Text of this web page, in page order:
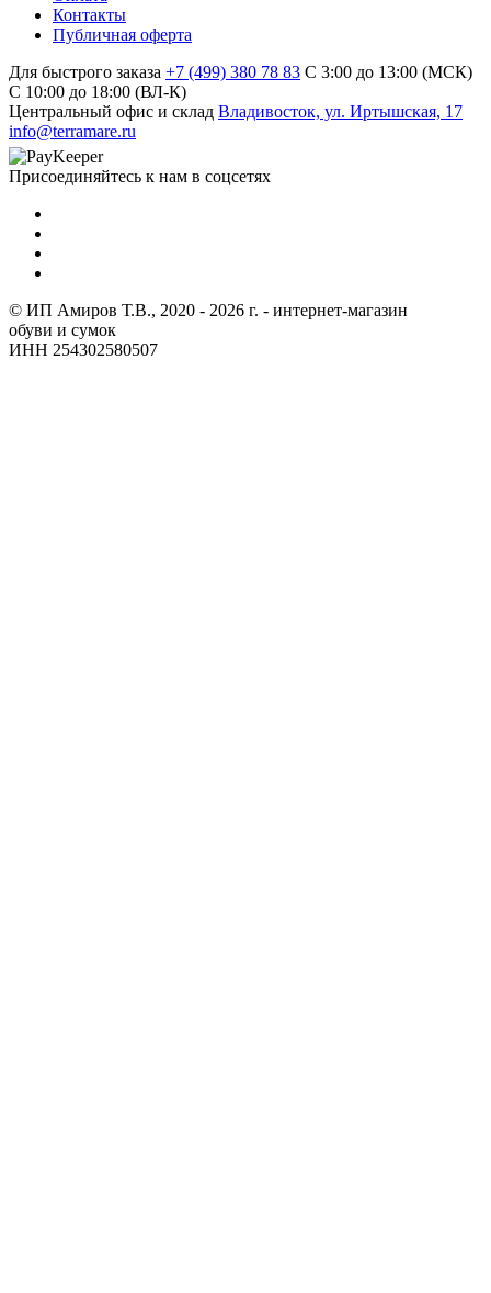
Контакты
Публичная оферта
Для быстрого заказа +7 (499) 380 78 83 С 3:00 до 13:00 (МСК)
C 10:00 до 18:00 (ВЛ-К)
Центральный офис и склад Владивосток, ул. Иртышская, 17
info@terramare.ru
Присоединяйтесь к нам в соцсетях
© ИП Амиров Т.В., 2020 - 2026 г. - интернет-магазин
обуви и сумок
ИНН 254302580507